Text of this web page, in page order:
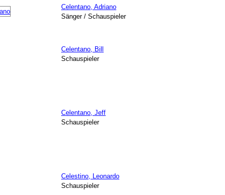
Celentano, Adriano
Sänger / Schauspieler
Celentano, Bill
Schauspieler
Celentano, Jeff
Schauspieler
Celestino, Leonardo
Schauspieler